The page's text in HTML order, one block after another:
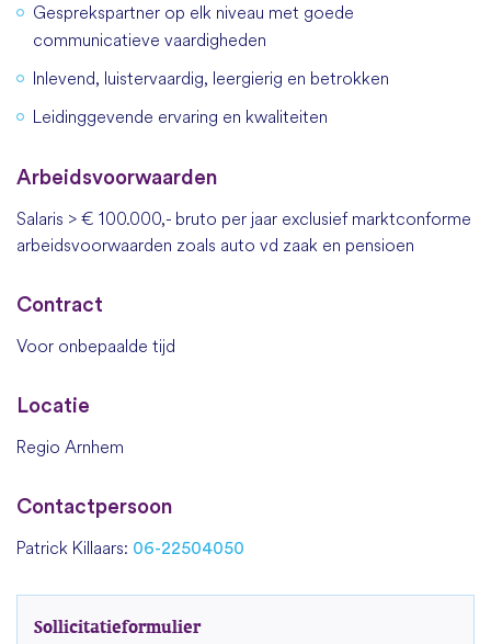
Gesprekspartner op elk niveau met goede
communicatieve vaardigheden
Inlevend, luistervaardig, leergierig en betrokken
Leidinggevende ervaring en kwaliteiten
Arbeidsvoorwaarden
Salaris > € 100.000,- bruto per jaar exclusief marktconforme
arbeidsvoorwaarden zoals auto vd zaak en pensioen
Contract
Voor onbepaalde tijd
Locatie
Regio Arnhem
Contactpersoon
Patrick Killaars: 06-22504050
Sollicitatieformulier